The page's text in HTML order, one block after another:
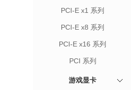
PCI-E x1 系列
PCI-E x8 系列
PCI-E x16 系列
PCI 系列
游戏显卡